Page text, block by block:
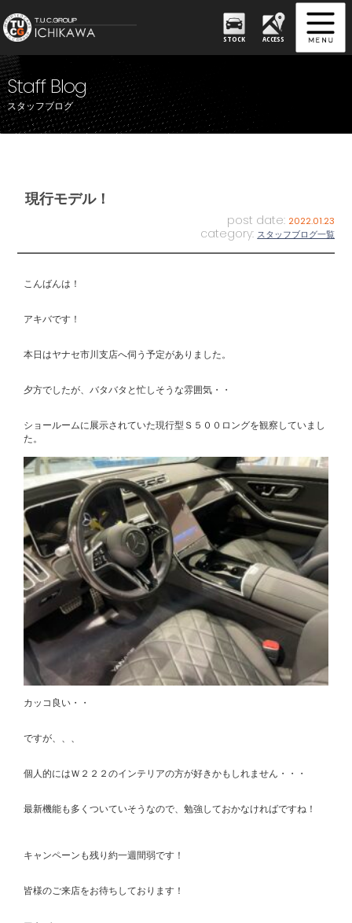
STOCK ACCESS
Staff Blog
スタッフブログ
現行モデル！
post date: 2022.01.23
category: スタッフブログ一覧
こんばんは！
アキバです！
本日はヤナセ市川支店へ伺う予定がありました。
夕方でしたが、バタバタと忙しそうな雰囲気・・
ショールームに展示されていた現行型Ｓ５００ロングを観察していまし
た。
カッコ良い・・
ですが、、、
個人的にはＷ２２２のインテリアの方が好きかもしれません・・・
最新機能も多くついていそうなので、勉強しておかなければですね！
キャンペーンも残り約一週間弱です！
皆様のご来店をお待ちしております！